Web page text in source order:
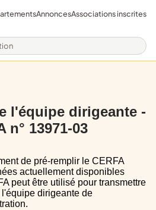
AnnoncesAssociations inscrites
l'équipe dirigeante -
n° 13971-03
actuellement disponibles
peut être utilisé pour transmettre
l'équipe dirigeante de